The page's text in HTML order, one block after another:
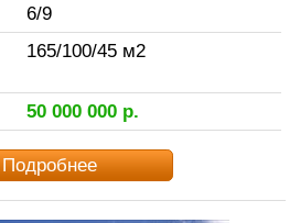
6/9
165/100/45 м2
50 000 000р.
Подробнее